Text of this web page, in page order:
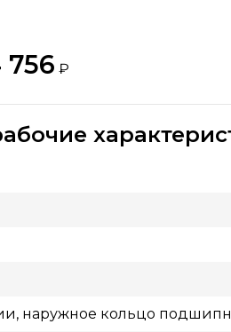
756 ₽
наружное кольцо